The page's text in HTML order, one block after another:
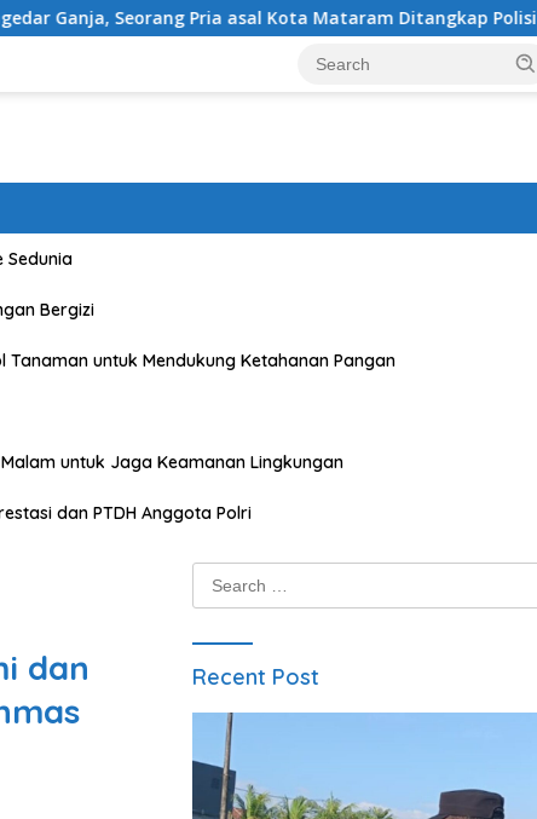
Pria asal Kota Mataram Ditangkap Polisi di Sumbawa Barat
Sedunia
Bergizi
untuk Mendukung Ketahanan Pangan
untuk Jaga Keamanan Lingkungan
dan PTDH Anggota Polri
dan
Search
for:
Recent Post